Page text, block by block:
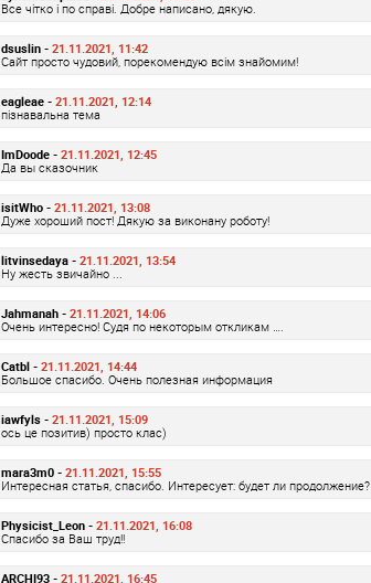
Все чітко і по справі. Добре написано, дякую.
dsuslin - 21.11.2021, 11:42
Сайт просто чудовий, порекомендую всім знайомим!
eagleae - 21.11.2021, 12:14
пізнавальна тема
ImDoode - 21.11.2021, 12:45
Да вы сказочник
isitWho - 21.11.2021, 13:08
Дуже хороший пост! Дякую за виконану роботу!
litvinsedaya - 21.11.2021, 13:54
Ну жесть звичайно ...
Jahmanah - 21.11.2021, 14:06
Очень интересно! Судя по некоторым откликам ….
Catbl - 21.11.2021, 14:44
Большое спасибо. Очень полезная информация
iawfyls - 21.11.2021, 15:09
ось це позитив) просто клас)
mara3m0 - 21.11.2021, 15:55
Интересная статья, спасибо. Интересует: будет ли продолжение?
Physicist_Leon - 21.11.2021, 16:08
Спасибо за Ваш труд!!
ARCHI93 - 21.11.2021, 16:45